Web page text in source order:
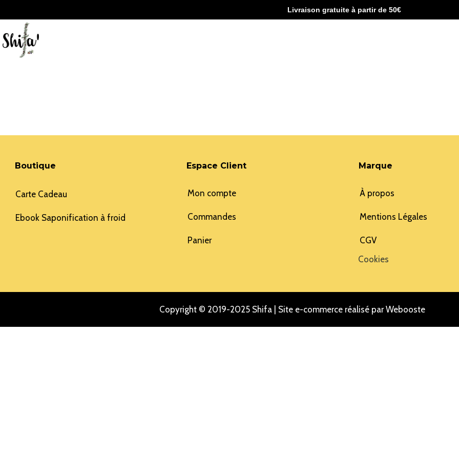
au
contenu
Livraison gratuite à partir de 50€
Boutique
Carte Cadeau
Ebook Saponification à froid
Espace Client
Mon compte
Commandes
Panier
Marque
À propos
Mentions Légales
CGV
Cookies
Copyright © 2019-2025 Shifa | Site e-commerce réalisé par Webooste